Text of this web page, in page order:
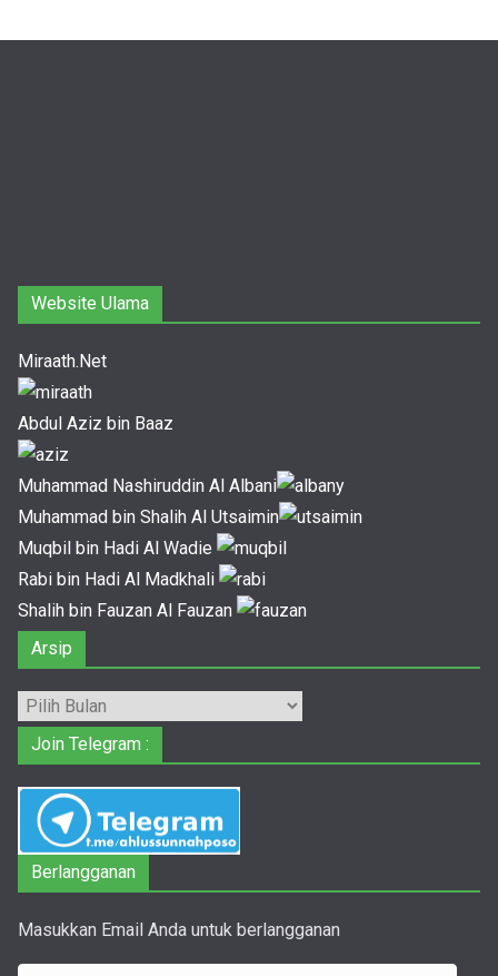
Website Ulama
Miraath.Net
Abdul Aziz bin Baaz
Muhammad Nashiruddin Al Albani
Muhammad bin Shalih Al Utsaimin
Muqbil bin Hadi Al Wadie
Rabi bin Hadi Al Madkhali
Shalih bin Fauzan Al Fauzan
Arsip
Arsip
Join Telegram :
Berlangganan
Masukkan Email Anda untuk berlangganan